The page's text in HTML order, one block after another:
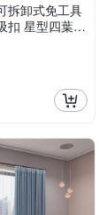
拆卸式免工具
扣 星型四葉草
固定器-4入組